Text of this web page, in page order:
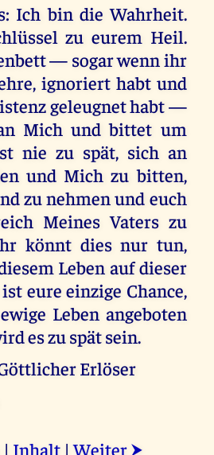
Ich bin die Wahrheit.
zu eurem Heil.
— sogar wenn ihr
ignoriert habt und
geleugnet habt —
Mich und bittet um
nie zu spät, sich an
und Mich zu bitten,
zu nehmen und euch
Meines Vaters zu
könnt dies nur tun,
Leben auf dieser
eure einzige Chance,
Leben angeboten
es zu spät sein.
Erlöser
| Inhalt |Weiter ⮞